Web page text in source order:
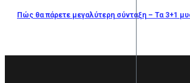
Πώς θα πάρετε μεγαλύτερη σύνταξη – Τα 3+1